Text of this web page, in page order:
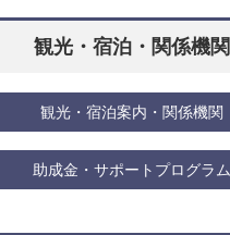
観光・宿泊・関係機関
観光・宿泊案内・関係機関
助成金・サポートプログラム